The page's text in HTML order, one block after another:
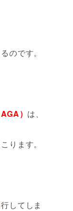
のです。
） は、
り ます。
してしま